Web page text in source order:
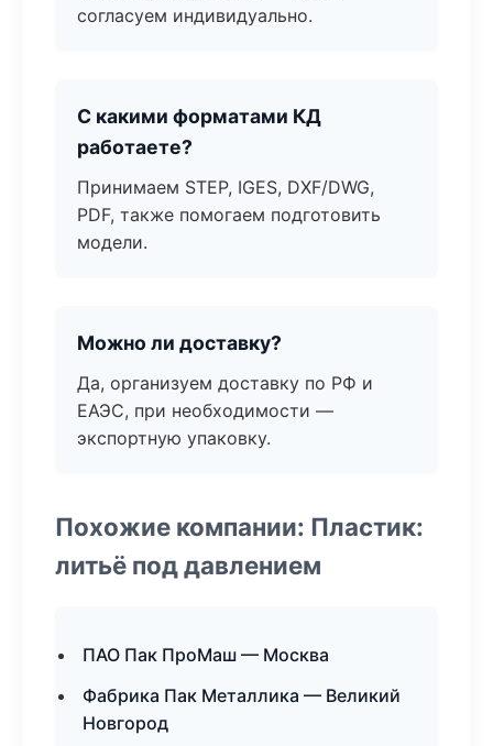
согласуем индивидуально.
С какими форматами КД
работаете?
Принимаем STEP, IGES, DXF/DWG,
PDF, также помогаем подготовить
модели.
Можно ли доставку?
Да, организуем доставку по РФ и
ЕАЭС, при необходимости —
экспортную упаковку.
Похожие компании: Пластик:
литьё под давлением
ПАО Пак ПроМаш — Москва
Фабрика Пак Металлика — Великий
Новгород